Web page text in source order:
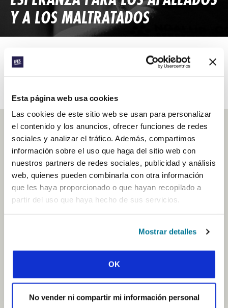
Esta página web usa cookies
Las cookies de este sitio web se usan para personalizar
el contenido y los anuncios, ofrecer funciones de redes
sociales y analizar el tráfico. Además, compartimos
información sobre el uso que haga del sitio web con
nuestros partners de redes sociales, publicidad y análisis
web, quienes pueden combinarla con otra información
que les haya proporcionado o que hayan recopilado a
partir del uso que haya hecho de sus servicios.
Mostrar detalles
OK
No vender ni compartir mi información personal
Y A LOS MALTRATADOS
LEE MÁS ARTÍCULOS DE CONEXIÓN DE MENA
ORA POR IFES EN MENA
MEDIO ORIENTE Y AFRICA DEL NORTE:
COMO SI ESTUVIERAS ALLÍ
SENTIR DOLOR Y ESPERANZA